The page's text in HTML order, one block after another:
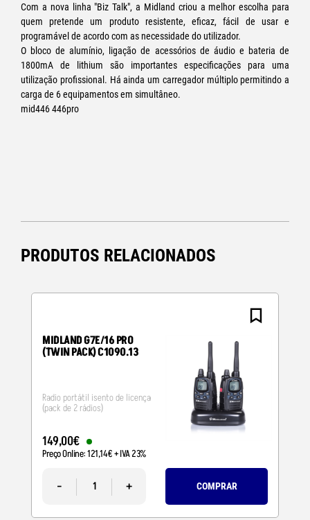
Com a nova linha "Biz Talk", a Midland criou a melhor escolha para
quem pretende um produto resistente, eficaz, fácil de usar e
programável de acordo com as necessidade do utilizador.
O bloco de alumínio, ligação de acessórios de áudio e bateria de
1800mA de lithium são importantes especificações para uma
utilização profissional. Há ainda um carregador múltiplo permitindo a
carga de 6 equipamentos em simultâneo.
mid446 446pro
PRODUTOS RELACIONADOS
MIDLAND G7E/16 PRO
(TWIN PACK) C1090.13
Radio portátil isento de licença
(pack de 2 rádios)
149,00€
Preço Online:121,14€+ IVA 23%
- + COMPRAR